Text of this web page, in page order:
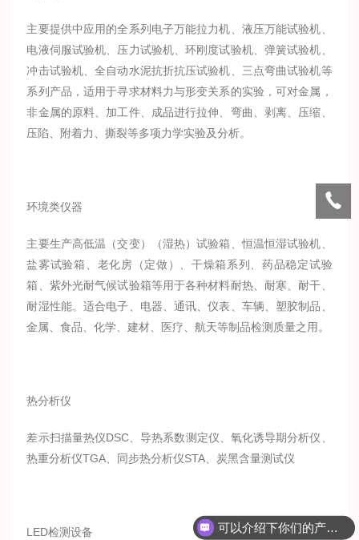
主要提供中应用的全系列电子万能拉力机、液压万能试验机、
电液伺服试验机、压力试验机、环刚度试验机、弹簧试验机、
冲击试验机、全自动水泥抗折抗压试验机、三点弯曲试验机等
系列产品，适用于寻求材料力与形变关系的实验，可对金属，
非金属的原料、加工件、成品进行拉伸、弯曲、剥离、压缩、
压陷、附着力、撕裂等多项力学实验及分析。
环境类仪器
主要生产高低温（交变）（湿热）试验箱、恒温恒湿试验机、
盐雾试验箱、老化房（定做）、干燥箱系列、药品稳定试验
箱、紫外光耐气候试验箱等用于各种材料耐热、耐寒、耐干、
耐湿性能。适合电子、电器、通讯、仪表、车辆、塑胶制品、
金属、食品、化学、建材、医疗、航天等制品检测质量之用。
热分析仪
差示扫描量热仪DSC、导热系数测定仪、氧化诱导期分析仪、
热重分析仪TGA、同步热分析仪STA、炭黑含量测试仪
LED检测设备
可以介绍下你们的产品么？